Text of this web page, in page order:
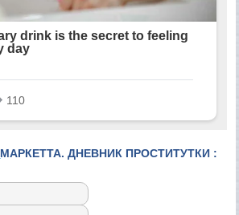
МАРКЕТТА. ДНЕВНИК ПРОСТИТУТКИ :